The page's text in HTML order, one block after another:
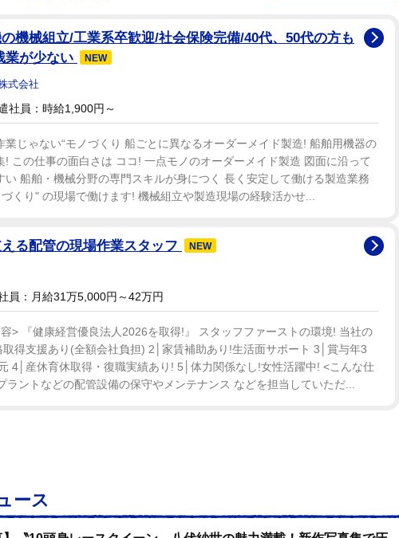
機械組立/工業系卒歓迎/社会保険完備/40代、50代の方も
業が少ない
NEW
式会社
社員：時給1,900円～
業じゃない“モノづくり 船ごとに異なるオーダーメイド製造! 船舶用機器の
! この仕事の面白さは ココ! 一点モノのオーダーメイド製造 図面に沿って
い 船舶・機械分野の専門スキルが身につく 長く安定して働ける製造業務
くり" の現場で働けます! 機械組立や製造現場の経験活かせ...
る配管の現場作業スタッフ NEW
員：月給31万5,000円～42万円
容> 『健康経営優良法人2026を取得!』 スタッフファーストの環境! 当社の
得支援あり(全額会社負担) 2│家賃補助あり!生活面サポート 3│賞与年3
4│産休育休取得・復職実績あり! 5│体力関係なし!女性活躍中! <こんな仕
ラントなどの配管設備の保守やメンテナンス などを担当していただ...
ース